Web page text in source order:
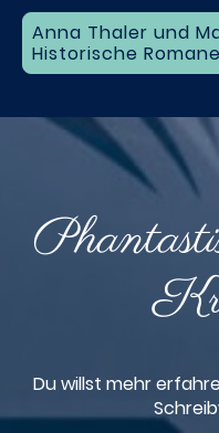
Anna Thaler und
Historische Romane
Du willst mehr